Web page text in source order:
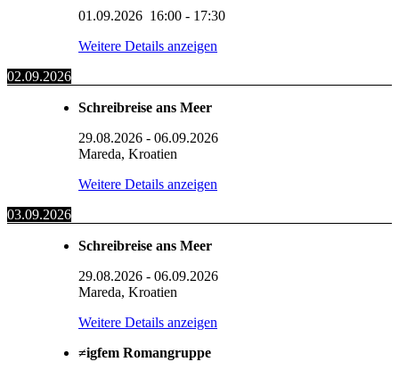
01.09.2026 16:00 - 17:30
Weitere Details anzeigen
02.09.2026
Schreibreise ans Meer
29.08.2026 - 06.09.2026
Mareda, Kroatien
Weitere Details anzeigen
03.09.2026
Schreibreise ans Meer
29.08.2026 - 06.09.2026
Mareda, Kroatien
Weitere Details anzeigen
≠igfem Romangruppe